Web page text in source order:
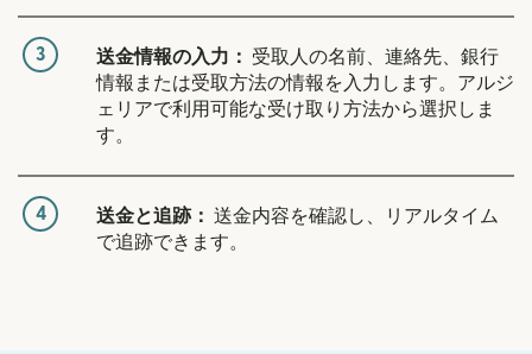
3 送金情報の入力：
受取人の名前、連絡先、銀行
情報または受取方法の情報を入力します。アルジ
ェリアで利用可能な受け取り方法から選択しま
す。
4 送金と追跡： 送金内容を確認し、リアルタイム
で追跡できます。